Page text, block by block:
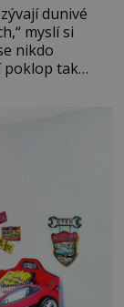
dunivé
myslí si
nikdo
poklop tak